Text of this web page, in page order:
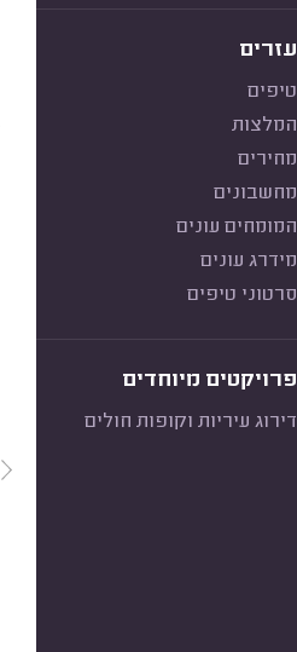
עזרים
טיפים
המלצות
מחירים
מחשבונים
המומחים עונים
מידרג עונים
סרטוני טיפים
פרויקטים מיוחדים
דירוג עיריות וקופות חולים